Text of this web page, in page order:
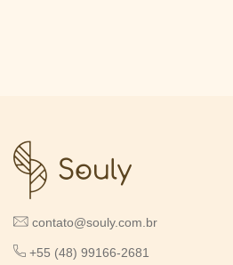
contato@souly.com.br
+55 (48) 99166-2681